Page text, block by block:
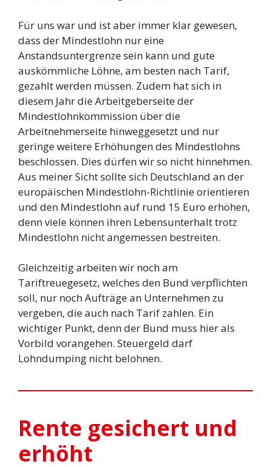
Für uns war und ist aber immer klar gewesen,
dass der Mindestlohn nur eine
Anstandsuntergrenze sein kann und gute
auskömmliche Löhne, am besten nach Tarif,
gezahlt werden müssen. Zudem hat sich in
diesem Jahr die Arbeitgeberseite der
Mindestlohnkommission über die
Arbeitnehmerseite hinweggesetzt und nur
geringe weitere Erhöhungen des Mindestlohns
beschlossen. Dies dürfen wir so nicht hinnehmen.
Aus meiner Sicht sollte sich Deutschland an der
europäischen Mindestlohn-Richtlinie orientieren
und den Mindestlohn auf rund 15 Euro erhöhen,
denn viele können ihren Lebensunterhalt trotz
Mindestlohn nicht angemessen bestreiten.
Gleichzeitig arbeiten wir noch am
Tariftreuegesetz, welches den Bund verpflichten
soll, nur noch Aufträge an Unternehmen zu
vergeben, die auch nach Tarif zahlen. Ein
wichtiger Punkt, denn der Bund muss hier als
Vorbild vorangehen. Steuergeld darf
Lohndumping nicht belohnen.
Rente gesichert und
erhöht